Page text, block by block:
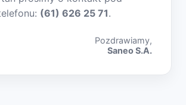
(61) 626 25 71.
Pozdrawiamy,
Saneo S.A.